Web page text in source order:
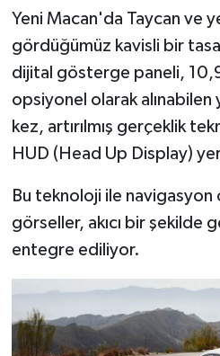
Yeni Macan'da Taycan ve
gördüğümüz kavisli bir
dijital gösterge paneli,
opsiyonel olarak alınabilen
kez, artırılmış gerçeklik
HUD (Head Up Display)
Bu teknoloji ile navigasyon
görseller, akıcı bir şekilde
entegre ediliyor.